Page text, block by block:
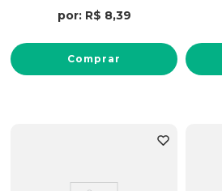
por: R$ 8,39
Comprar